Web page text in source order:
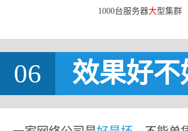
1000台服务器大型集群
06 效果好不